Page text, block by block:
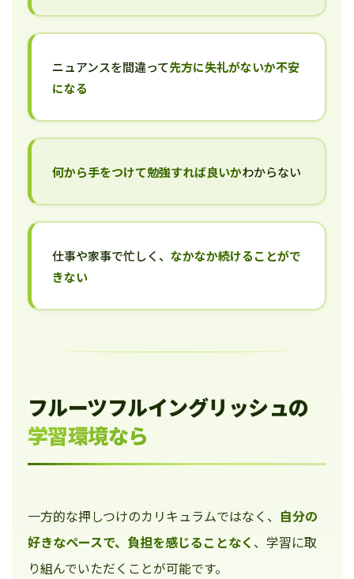
ニュアンスを間違って先方に失礼がないか不安
になる
何から手をつけて勉強すれば良いかわからない
仕事や家事で忙しく、 なかなか続けることがで
きない
フルーツフルイングリッシュの
学習環境なら
一方的な押しつけのカリキュラムではなく、 自分の
好きなペースで、負担を感じることなく 、学習に取
り組んでいただくことが可能です。